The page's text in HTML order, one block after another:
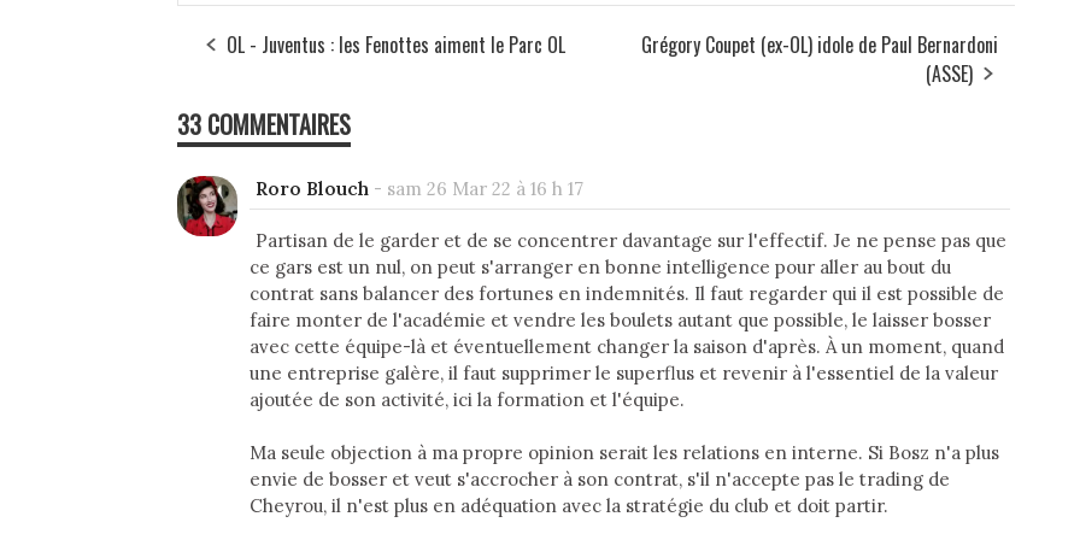
OL - Juventus : les Fenottes aiment le Parc OL
Grégory Coupet (ex-OL) idole de Paul Bernardoni
(ASSE)
33 COMMENTAIRES
Roro Blouch - sam 26 Mar 22 à 16 h 17
Partisan de le garder et de se concentrer davantage sur l'effectif. Je ne pense pas que
ce gars est un nul, on peut s'arranger en bonne intelligence pour aller au bout du
contrat sans balancer des fortunes en indemnités. Il faut regarder qui il est possible de
faire monter de l'académie et vendre les boulets autant que possible, le laisser bosser
avec cette équipe-là et éventuellement changer la saison d'après. À un moment, quand
une entreprise galère, il faut supprimer le superflus et revenir à l'essentiel de la valeur
ajoutée de son activité, ici la formation et l'équipe.
Ma seule objection à ma propre opinion serait les relations en interne. Si Bosz n'a plus
envie de bosser et veut s'accrocher à son contrat, s'il n'accepte pas le trading de
Cheyrou, il n'est plus en adéquation avec la stratégie du club et doit partir.